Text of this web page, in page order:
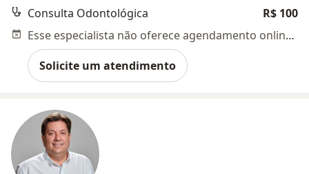
Consulta Odontológica
R$ 100
Esse especialista não oferece agendamento online para esse endereço.
Solicite um atendimento